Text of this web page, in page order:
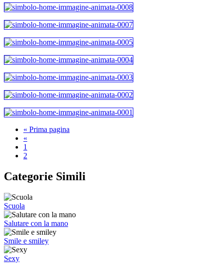
« Prima pagina
«
1
2
Categorie Simili
Scuola
Salutare con la mano
Smile e smiley
Sexy